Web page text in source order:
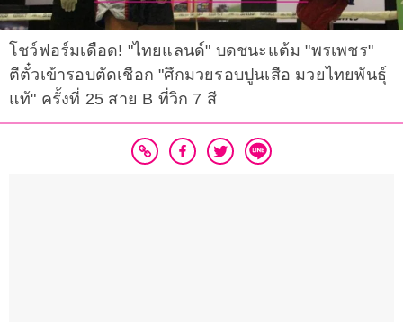
โชว์ฟอร์มเดือด! "ไทยแลนด์" บดชนะแต้ม "พรเพชร"
ตีตั๋วเข้ารอบตัดเชือก "ศึกมวยรอบปูนเสือ มวยไทยพันธุ์
แท้" ครั้งที่ 25 สาย B ที่วิก 7 สี